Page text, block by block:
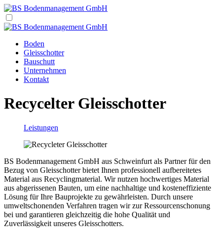
Boden
Gleisschotter
Bauschutt
Unternehmen
Kontakt
Recycelter Gleisschotter
Leistungen
BS Bodenmanagement GmbH aus Schweinfurt als Partner für den
Bezug von Gleisschotter bietet Ihnen professionell aufbereitetes
Material aus Recyclingmaterial. Wir nutzen hochwertiges Material
aus abgerissenen Bauten, um eine nachhaltige und kosteneffiziente
Lösung für Ihre Bauprojekte zu gewährleisten. Durch unsere
umweltschonenden Verfahren tragen wir zur Ressourcenschonung
bei und garantieren gleichzeitig die hohe Qualität und
Zuverlässigkeit unseres Gleisschotters.